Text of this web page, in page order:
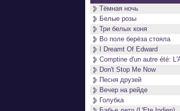
Тёмная ночь
Белые розы
Три белых коня
Во поле берёза стояла
I Dreamt Of Edward
Comptine d'un autre été:
Don't Stop Me Now
Песня друзей
Вечер на рейде
Голубка